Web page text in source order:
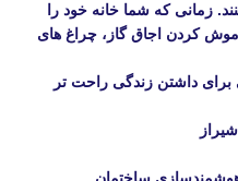
زمانی که شما خانه خود را
کردن اجاق گاز، چراغ‌ های
برای داشتن زندگی راحت‌ تر